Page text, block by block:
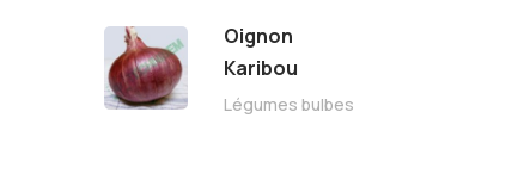
Oignon
Karibou
Légumes bulbes